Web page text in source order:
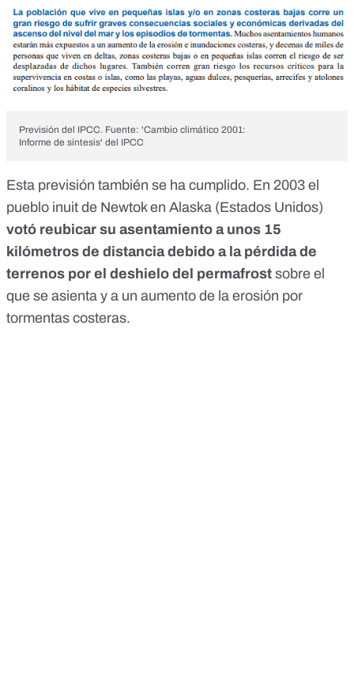
Previsión del IPCC. Fuente: 'Cambio climático 2001:
Informe de síntesis' del IPCC
Esta previsión también se ha cumplido. En 2003 el
pueblo inuit de Newtoken Alaska (Estados Unidos)
votó reubicar su asentamiento a unos 15
kilómetros de distancia debido a la pérdida de
terrenos por el deshielo del permafrost sobre el
que se asienta y a un aumento de la erosión por
tormentas costeras.